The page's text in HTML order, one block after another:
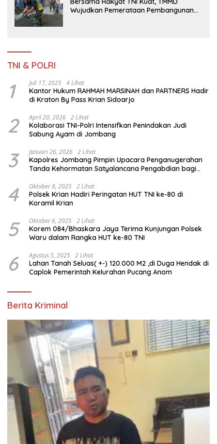
Wujudkan Pemerataan Pembangunan
TNI & POLRI
1 Juli 17, 2025 4 Lihat
Kantor Hukum RAHMAH MARSINAH dan PARTNERS Hadir
di Kraton By Pass Krian Sidoarjo
2 April 20, 2026 2 Lihat
Kolaborasi TNI-Polri Intensifkan Penindakan Judi
Sabung Ayam di Jombang
3 Januari 26, 2026 2 Lihat
Kapolres Jombang Pimpin Upacara Penganugerahan
Tanda Kehormatan Satyalancana Pengabdian bagi
4 Oktober 8, 2025 2 Lihat
Polsek Krian Hadiri Peringatan HUT TNI ke-80 di
Koramil Krian
5 Oktober 6, 2025 2 Lihat
Korem 084/Bhaskara Jaya Terima Kunjungan Polsek
6 Agustus 5, 2025 2 Lihat
Lahan Tanah Seluas( +-) 120.000 M2 ,di Duga Hendak di
Caplok Pemerintah Kelurahan Pucang Anom
Berita Kriminal